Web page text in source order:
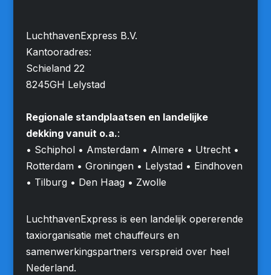
LuchthavenExpress B.V.
Kantooradres:
Schieland 22
8245GH Lelystad
Regionale standplaatsen en landelijke
dekking vanuit o.a.:
• Schiphol • Amsterdam • Almere • Utrecht •
Rotterdam • Groningen • Lelystad • Eindhoven
• Tilburg • Den Haag • Zwolle
LuchthavenExpress is een landelijk opererende
taxiorganisatie met chauffeurs en
samenwerkingspartners verspreid over heel
Nederland.